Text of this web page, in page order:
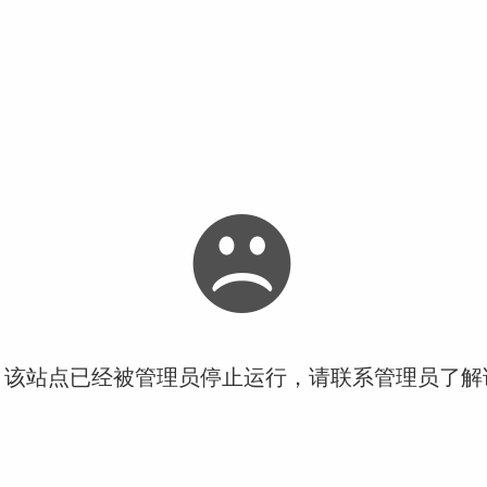
站点已经被管理员停止运行，请联系管理员了